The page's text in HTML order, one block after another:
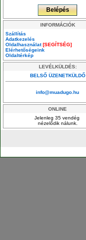
INFORMÁCIÓK
Szállítás
Adatkezelés
Oldalhasználat[SEGÍTSÉG]
Elérhetőségeink
Oldaltérkép
LEVÉLKÜLDÉS:
BELSŐ ÜZENETKÜLDŐ
info@muadugo.hu
ONLINE
Jelenleg 35 vendég
nézelődik nálunk.